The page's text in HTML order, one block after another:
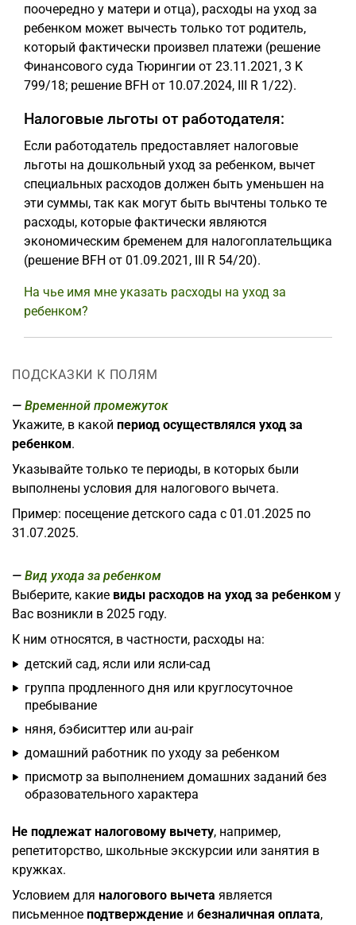
поочередно у матери и отца), расходы на уход за
ребенком может вычесть только тот родитель,
который фактически произвел платежи (решение
Финансового суда Тюрингии от 23.11.2021, 3 K
799/18; решение BFH от 10.07.2024, III R 1/22).
Налоговые льготы от работодателя:
Если работодатель предоставляет налоговые
льготы на дошкольный уход за ребенком, вычет
специальных расходов должен быть уменьшен на
эти суммы, так как могут быть вычтены только те
расходы, которые фактически являются
экономическим бременем для налогоплательщика
(решение BFH от 01.09.2021, III R 54/20).
На чье имя мне указать расходы на уход за
ребенком?
ПОДСКАЗКИ К ПОЛЯМ
Временной промежуток
Укажите, в какой период осуществлялся уход за
ребенком.
Указывайте только те периоды, в которых были
выполнены условия для налогового вычета.
Пример: посещение детского сада с 01.01.2025 по
31.07.2025.
Вид ухода за ребенком
Выберите, какие виды расходов на уход за ребенком у
Вас возникли в 2025 году.
К ним относятся, в частности, расходы на:
детский сад, ясли или ясли-сад
группа продленного дня или круглосуточное
пребывание
няня, бэбиситтер или au-pair
домашний работник по уходу за ребенком
присмотр за выполнением домашних заданий без
образовательного характера
Не подлежат налоговому вычету, например,
репетиторство, школьные экскурсии или занятия в
кружках.
Условием для налогового вычета является
письменное подтверждение и безналичная оплата,